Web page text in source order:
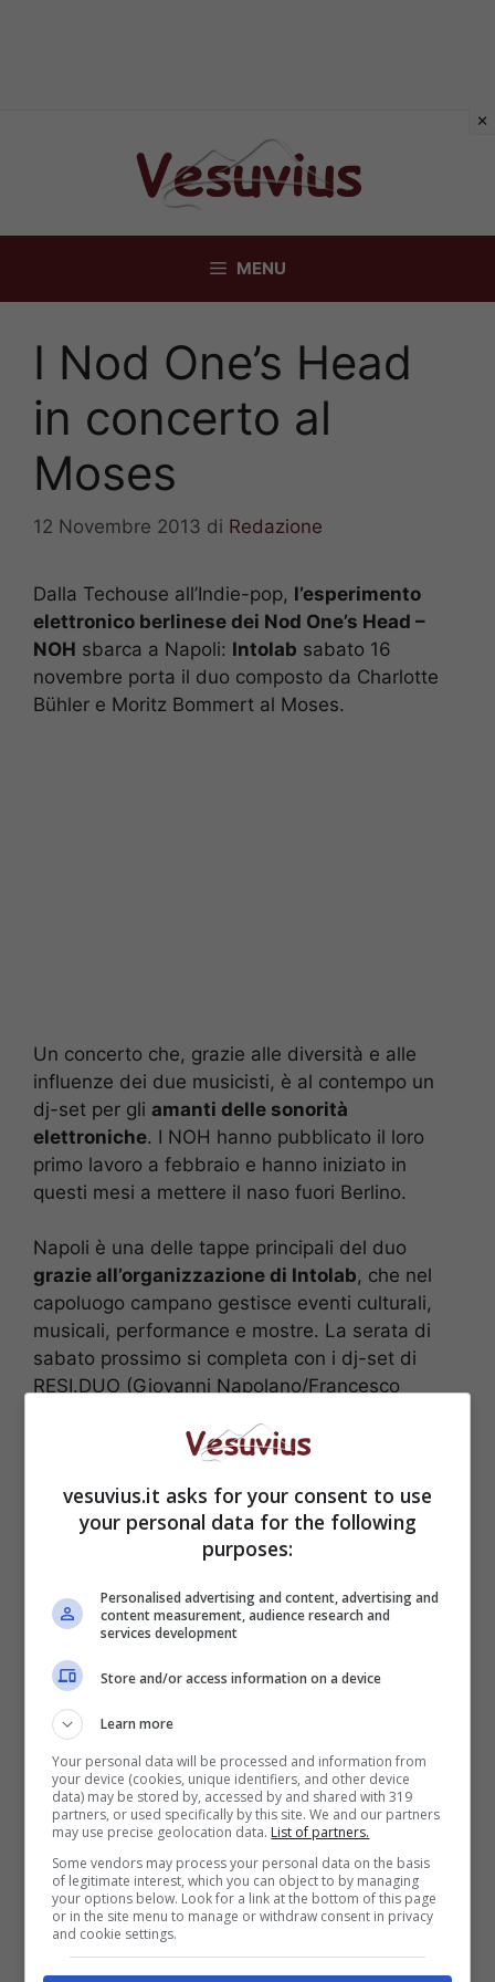
MENU
I Nod One’s Head
in concerto al
Moses
12 Novembre 2013 di Redazione
Dalla Techouse all’Indie-pop, l’esperimento
elettronico berlinese dei Nod One’s Head –
NOH sbarca a Napoli: Intolab sabato 16
novembre porta il duo composto da Charlotte
Bühler e Moritz Bommert al Moses.
Un concerto che, grazie alle diversità e alle
influenze dei due musicisti, è al contempo un
dj-set per gli amanti delle sonorità
elettroniche. I NOH hanno pubblicato il loro
primo lavoro a febbraio e hanno iniziato in
questi mesi a mettere il naso fuori Berlino.
Napoli è una delle tappe principali del duo
grazie all’organizzazione di Intolab, che nel
capoluogo campano gestisce eventi culturali,
musicali, performance e mostre. La serata di
sabato prossimo si completa con i dj-set di
RESI.DUO (Giovanni Napolano/Francesco
Start ore 23, Moses di via Vincenzo Petagna
15 (nei pressi di via Foria)
vesuvius.it asks for your consent to use
your personal data for the following
purposes:
Personalised advertising and content, advertising and
content measurement, audience research and
services development
Store and/or access information on a device
Learn more
Your personal data will be processed and information from
your device (cookies, unique identifiers, and other device
data) may be stored by, accessed by and shared with 319
partners, or used specifically by this site. We and our partners
may use precise geolocation data. List of partners.
Some vendors may process your personal data on the basis
of legitimate interest, which you can object to by managing
your options below. Look for a link at the bottom of this page
or in the site menu to manage or withdraw consent in privacy
and cookie settings.